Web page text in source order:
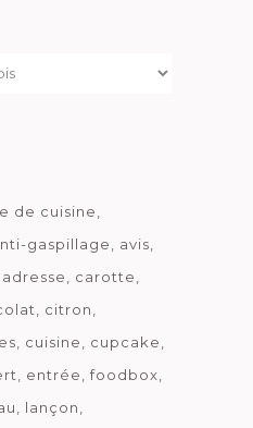
de cuisine
gaspillage
avis
carotte
citron
cuisine
cupcake
entrée
foodbox
lançon